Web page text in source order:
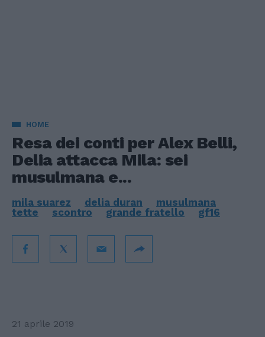
HOME
Resa dei conti per Alex Belli,
Delia attacca Mila: sei
musulmana e...
mila suarez delia duran
musulmana
tette
scontro grande fratello gf16
21 aprile 2019